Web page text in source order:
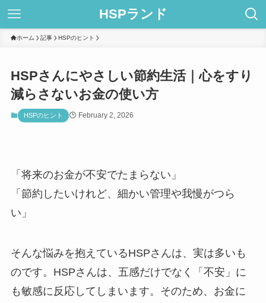
HSPランド
ホーム 記事 HSPのヒント
HSPさんにやさしい節約生活｜心をすり
減らさないお金の使い方
HSPのヒント February 2, 2026
「将来のお金が不安でたまらない」
「節約したいけれど、細かい管理や我慢がつら
い」
そんな悩みを抱えているHSPさんは、実は多いも
のです。HSPさんは、五感だけでなく「不安」に
も敏感に反応してしまいます。そのため、お金に